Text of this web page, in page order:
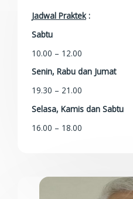
Jadwal Praktek:
Sabtu
10.00 – 12.00
Senin, Rabu dan Jumat
19.30 – 21.00
Selasa, Kamis dan Sabtu
16.00 – 18.00